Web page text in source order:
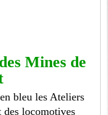
Mines de
bleu les Ateliers
des locomotives